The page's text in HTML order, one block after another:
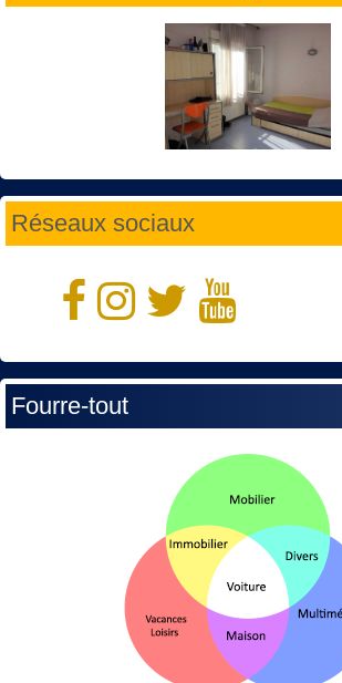
Réseaux sociaux
Fourre-tout